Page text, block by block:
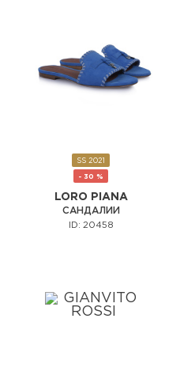
SS 2021
- 30 %
LORO PIANA
САНДАЛИИ
ID: 20458